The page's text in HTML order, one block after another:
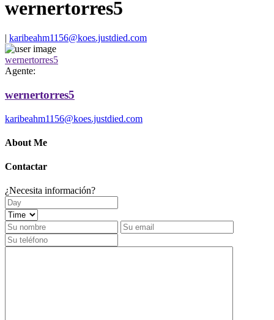
wernertorres5
| karibeahm1156@koes.justdied.com
wernertorres5
Agente:
wernertorres5
karibeahm1156@koes.justdied.com
About Me
Contactar
¿Necesita información?